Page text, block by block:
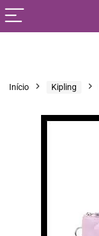
Início Kipling